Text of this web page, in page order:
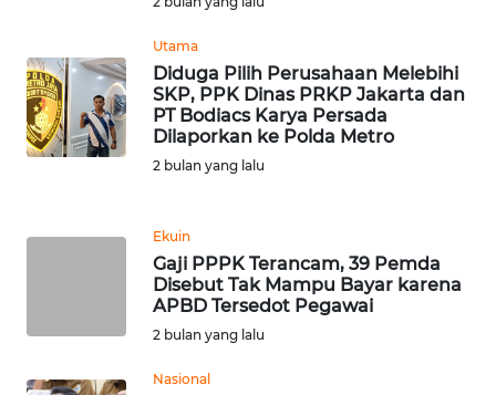
Utama
Diduga Pilih Perusahaan Melebihi
SKP, PPK Dinas PRKP Jakarta dan
PT Bodiacs Karya Persada
Dilaporkan ke Polda Metro
2 bulan yang lalu
Ekuin
Gaji PPPK Terancam, 39 Pemda
Disebut Tak Mampu Bayar karena
APBD Tersedot Pegawai
2 bulan yang lalu
Nasional
WN
KEPRI
WN